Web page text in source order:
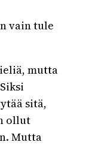
vain tule
mutta
sitä,
ollut
Mutta